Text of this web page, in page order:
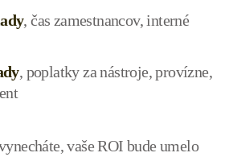
, čas zamestnancov, interné
, poplatky za nástroje, provízne,
vaše ROI bude umelo